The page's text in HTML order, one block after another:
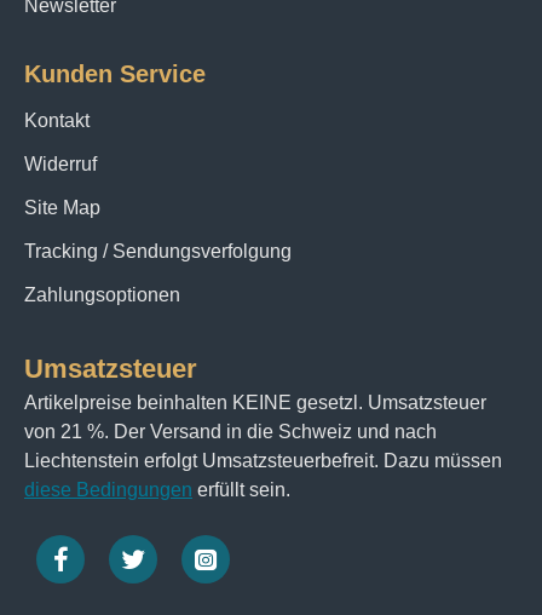
Newsletter
Kunden Service
Kontakt
Widerruf
Site Map
Tracking / Sendungsverfolgung
Zahlungsoptionen
Umsatzsteuer
Artikelpreise beinhalten KEINE gesetzl. Umsatzsteuer
von 21 %. Der Versand in die Schweiz und nach
Liechtenstein erfolgt Umsatzsteuerbefreit. Dazu müssen
diese Bedingungen erfüllt sein.